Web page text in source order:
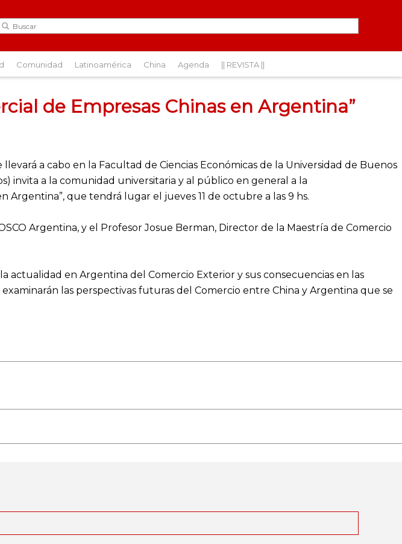
Comunidad Latinoamérica China Agenda || REVISTA ||
de Empresas Chinas en Argentina”
a cabo en la Facultad de Ciencias Económicas de la Universidad de Buenos
invita a la comunidad universitaria y al público en general a la
Argentina”, que tendrá lugar el jueves 11 de octubre a las 9 hs.
Argentina, y el Profesor Josue Berman, Director de la Maestría de Comercio
actualidad en Argentina del Comercio Exterior y sus consecuencias en las
las perspectivas futuras del Comercio entre China y Argentina que se